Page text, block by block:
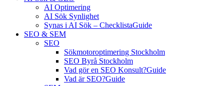
AI Optimering
AI Sök Synlighet
Synas i AI Sök – ChecklistaGuide
SEO & SEM
SEO
Sökmotoroptimering Stockholm
SEO Byrå Stockholm
Vad gör en SEO Konsult?Guide
Vad är SEO?Guide